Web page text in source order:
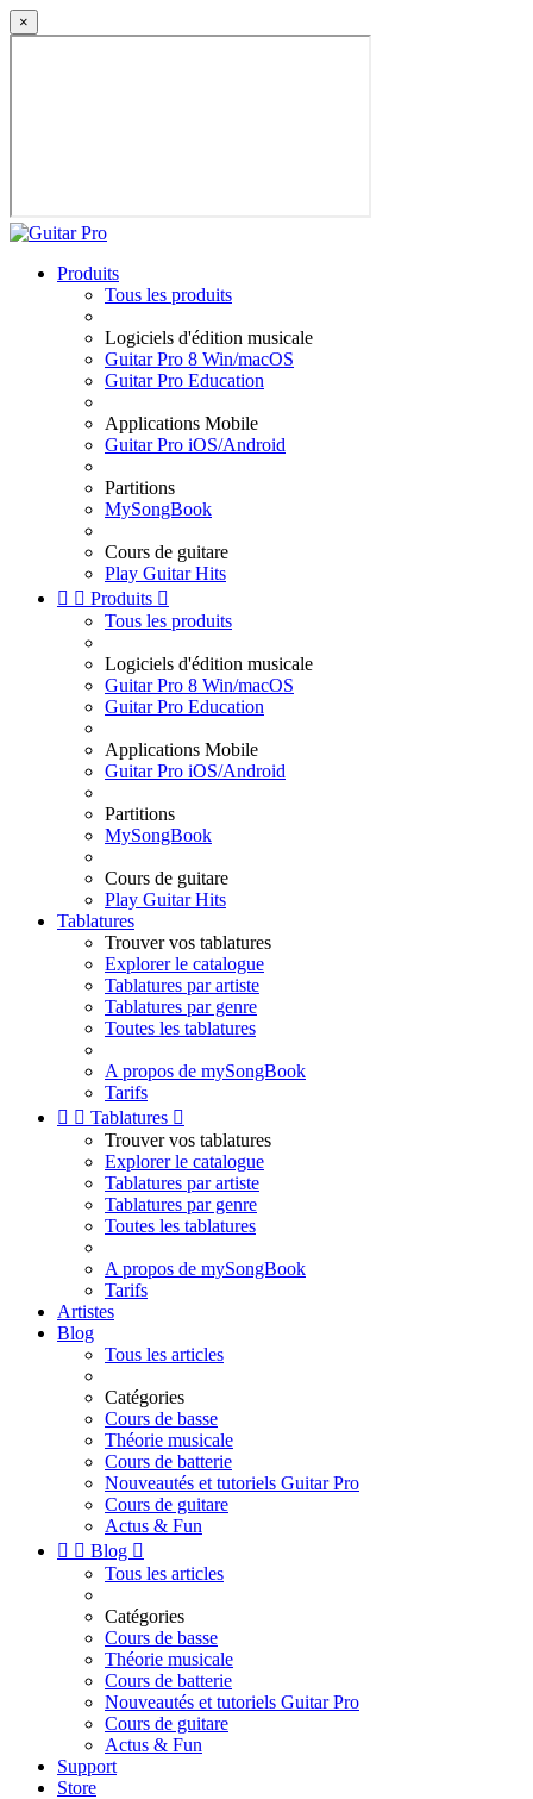
×
Produits
Tous les produits
Logiciels d'édition musicale
Guitar Pro 8 Win/macOS
Guitar Pro Education
Applications Mobile
Guitar Pro iOS/Android
Partitions
MySongBook
Cours de guitare
Play Guitar Hits
  Produits 
Tous les produits
Logiciels d'édition musicale
Guitar Pro 8 Win/macOS
Guitar Pro Education
Applications Mobile
Guitar Pro iOS/Android
Partitions
MySongBook
Cours de guitare
Play Guitar Hits
Tablatures
Trouver vos tablatures
Explorer le catalogue
Tablatures par artiste
Tablatures par genre
Toutes les tablatures
A propos de mySongBook
Tarifs
  Tablatures 
Trouver vos tablatures
Explorer le catalogue
Tablatures par artiste
Tablatures par genre
Toutes les tablatures
A propos de mySongBook
Tarifs
Artistes
Blog
Tous les articles
Catégories
Cours de basse
Théorie musicale
Cours de batterie
Nouveautés et tutoriels Guitar Pro
Cours de guitare
Actus & Fun
  Blog 
Tous les articles
Catégories
Cours de basse
Théorie musicale
Cours de batterie
Nouveautés et tutoriels Guitar Pro
Cours de guitare
Actus & Fun
Support
Store